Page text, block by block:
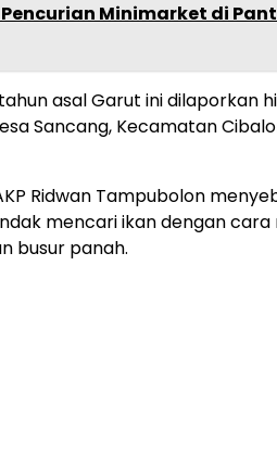
Minimarket di
asal Garut ini dilaporkan
Sancang, Kecamatan
Ridwan Tampubolon
mencari ikan dengan
busur panah.